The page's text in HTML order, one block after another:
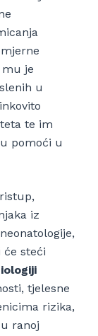
mu je
u
te im
pomoći u
iz
će steći
tjelesne
rizika,
ranoj